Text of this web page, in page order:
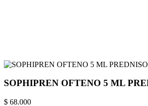
SOPHIPREN OFTENO 5 ML
$ 68.000